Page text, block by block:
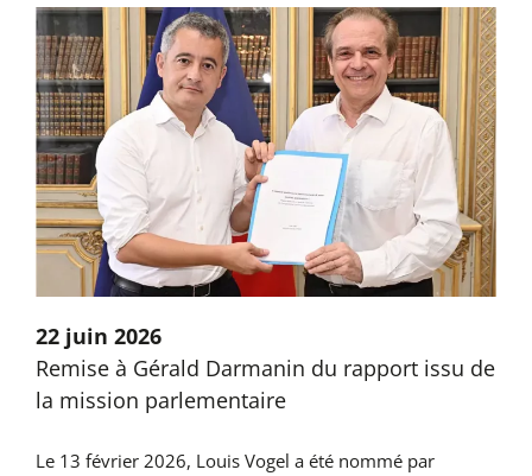
22 juin 2026
Remise à Gérald Darmanin du rapport issu de
la mission parlementaire
Le 13 février 2026, Louis Vogel a été nommé par